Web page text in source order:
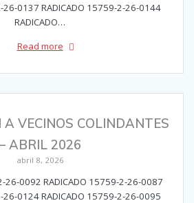
26-0137 RADICADO 15759-2-26-0144
RADICADO…
Read more
A VECINOS COLINDANTES
– ABRIL 2026
abril 8, 2026
26-0092 RADICADO 15759-2-26-0087
26-0124 RADICADO 15759-2-26-0095